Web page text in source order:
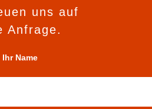
uns auf
Anfrage.
Ihr Name